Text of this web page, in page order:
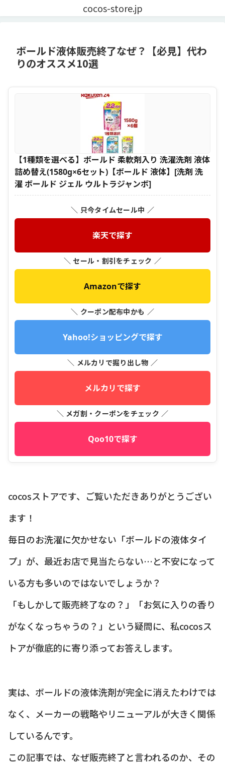
cocos-store.jp
ボールド液体販売終了なぜ？【必見】代わ
りのオススメ10選
【1種類を選べる】ボールド 柔軟剤入り 洗濯洗剤 液体
詰め替え(1580g×6セット)【ボールド 液体】[洗剤 洗
濯 ボールド ジェル ウルトラジャンボ]
＼ 只今タイムセール中 ／
楽天で探す
＼ セール・割引をチェック ／
Amazonで探す
＼ クーポン配布中かも ／
Yahoo!ショッピングで探す
＼ メルカリで掘り出し物 ／
メルカリで探す
＼ メガ割・クーポンをチェック ／
Qoo10で探す
cocosストアです、ご覧いただきありがとうござい
ます！
毎日のお洗濯に欠かせない「ボールドの液体タイ
プ」が、最近お店で見当たらない…と不安になって
いる方も多いのではないでしょうか？
「もしかして販売終了なの？」「お気に入りの香り
がなくなっちゃうの？」という疑問に、私cocosス
トアが徹底的に寄り添ってお答えします。
実は、ボールドの液体洗剤が完全に消えたわけでは
なく、メーカーの戦略やリニューアルが大きく関係
しているんです。
この記事では、なぜ販売終了と言われるのか、その